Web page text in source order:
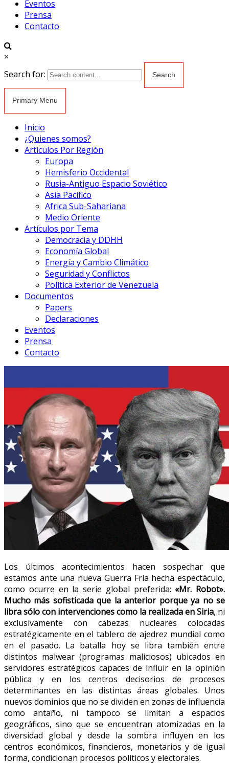
Eventos
Prensa
Contacto
×
Search for:
Primary Menu
Inicio
¿Quienes somos?
Articulos Por Región
Europa
Hemisferio Occidental
Rusia-Antiguo Espacio Soviético
Asia Pacífico
Africa Sub-Sahariana
Medio Oriente
Artículos por Tema
Democracia y DDHH
Economía Global
Energía y Cambio Climático
Seguridad y Conflictos
Política Exterior de Venezuela
Documentos
Papers
Declaraciones
Eventos
Prensa
Contacto
Los últimos acontecimientos hacen sospechar que
estamos ante una nueva Guerra Fría hecha espectáculo,
como ocurre en la serie global preferida: «Mr. Robot».
Mucho más sofisticada que la anterior porque ya no se
libra sólo con intervenciones como la realizada en Siria, ni
exclusivamente con cabezas nucleares colocadas
estratégicamente en el tablero de ajedrez mundial como
en el pasado. La batalla hoy se libra también entre
distintos malwear (programas maliciosos) ubicados en
servidores estratégicos capaces de influir en la opinión
pública y en los centros decisorios de procesos
determinantes en las distintas áreas globales. Unos
nuevos dominios que no se dividen en zonas de influencia
como antaño, ni tampoco se limitan a espacios
geográficos, sino que se encuentran atomizadas en la
diversidad global y desde la sombra influyen en los
centros económicos, financieros, monetarios y de igual
forma, condicionan procesos políticos y electorales.